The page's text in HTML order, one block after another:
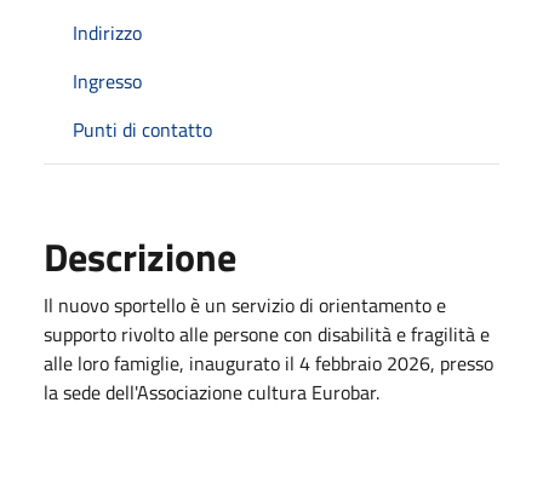
Indirizzo
Ingresso
Punti di contatto
Descrizione
Il nuovo sportello è un servizio di orientamento e
supporto rivolto alle persone con disabilità e fragilità e
alle loro famiglie, inaugurato il 4 febbraio 2026, presso
la sede dell'Associazione cultura Eurobar.